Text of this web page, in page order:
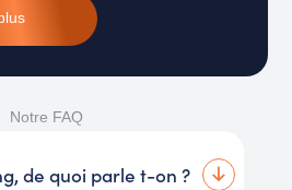
Notre FAQ
de quoi parle t-on ?